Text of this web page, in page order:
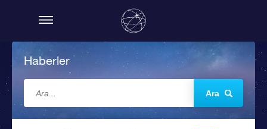
Haberler
Ara